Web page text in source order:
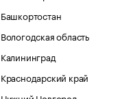
Башкортостан
Вологодская область
Калининград
Краснодарский край